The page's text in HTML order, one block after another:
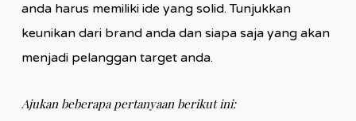
anda harus memiliki ide yang solid. Tunjukkan
keunikan dari brand anda dan siapa saja yang akan
menjadi pelanggan target anda.
Ajukan beberapa pertanyaan berikut ini: